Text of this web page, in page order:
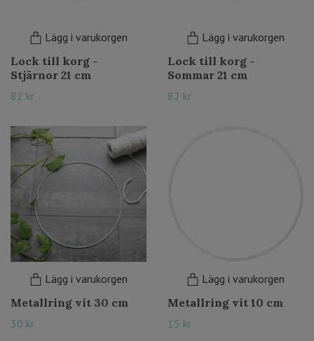
Lägg i varukorgen
Lock till korg -
Stjärnor 21 cm
82 kr
Lägg i varukorgen
Lock till korg -
Sommar 21 cm
82 kr
Lägg i varukorgen
Metallring vit 30 cm
30 kr
Lägg i varukorgen
Metallring vit 10 cm
15 kr